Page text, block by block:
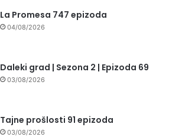
La Promesa 747 epizoda
04/08/2026
Daleki grad | Sezona 2 | Epizoda 69
03/08/2026
Tajne prošlosti 91 epizoda
03/08/2026